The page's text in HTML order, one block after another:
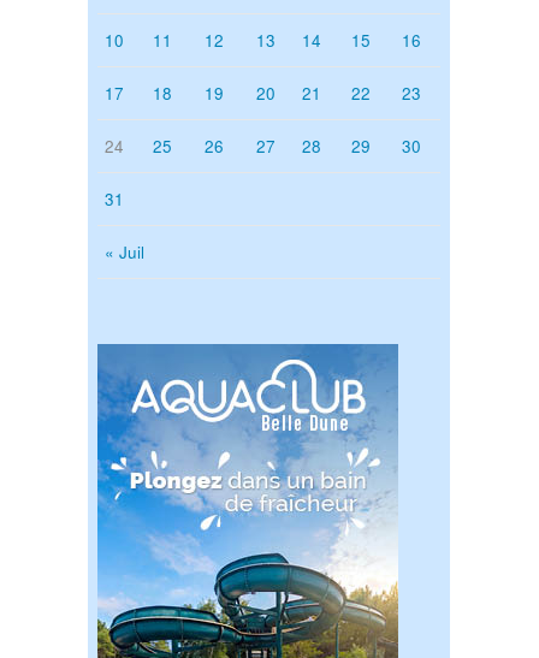
« Juil
10 11 12 13 14 15 16
17 18 19 20 21 22 23
24 25 26 27 28 29 30
31